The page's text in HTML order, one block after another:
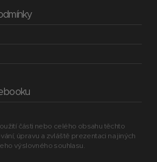
části nebo celého obsahu těchto
úpravu a zvláště prezentaci na jiných
výslovného souhlasu.